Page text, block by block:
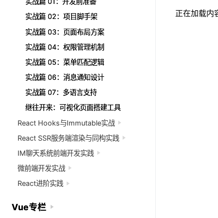
正在加载内
实战篇 02：项目脚手架
实战篇 03：页面布局方案
实战篇 04：权限管理机制
实战篇 05：菜单匹配逻辑
实战篇 06：消息通知设计
实战篇 07：多语言支持
继往开来：可视化页面搭建工具
React Hooks与Immutable实战
React SSR服务端渲染与同构实践
IM聊天系统前端开发实践
微前端开发实战
React进阶实践
Vue专栏
实战篇 02：项目脚手架
实战篇 03：页面布局方案
实战篇 04：权限管理机制
实战篇 05：菜单匹配逻辑
实战篇 06：消息通知设计
实战篇 07：多语言支持
继往开来：可视化页面搭建工具
React Hooks与Immutable实战
React SSR服务端渲染与同构实践
IM聊天系统前端开发实践
微前端开发实战
React进阶实践
Vue专栏